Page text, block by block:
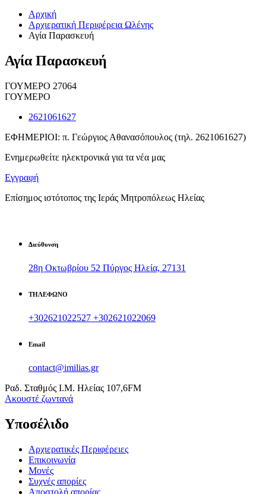
Αρχική
Αρχιερατική Περιφέρεια Ωλένης
Αγία Παρασκευή
Αγία Παρασκευή
ΓΟΥΜΕΡΟ 27064
ΓΟΥΜΕΡΟ
2621061627
ΕΦΗΜΕΡΙΟΙ: π. Γεώργιος Αθανασόπουλος (τηλ. 2621061627)
Ενημερωθείτε ηλεκτρονικά για τα νέα μας
Εγγραφή
Επίσημος ιστότοπος της Ιεράς Μητροπόλεως Ηλείας
Διεύθυνση
28η Οκτωβρίου 52 Πύργος Ηλεία, 27131
ΤΗΛΕΦΩΝΟ
+302621022527 +302621022069
Email
contact@imilias.gr
Ραδ. Σταθμός Ι.Μ. Ηλείας 107,6FM
Aκουστέ ζωντανά
Υποσέλιδο
Αρχιερατικές Περιφέρειες
Επικοινωνία
Μονές
Συχνές απορίες
Αποστολή απορίας